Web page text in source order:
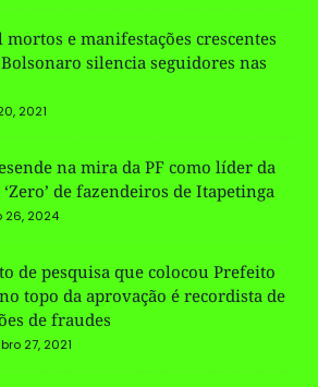
mortos e manifestações crescentes
silencia seguidores nas
2021
na mira da PF como líder da
de fazendeiros de Itapetinga
26, 2024
de pesquisa que colocou Prefeito
topo da aprovação é recordista de
de fraudes
27, 2021